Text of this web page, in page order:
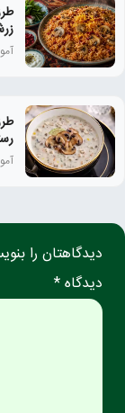
دیدگاهتان را
دیدگاه *